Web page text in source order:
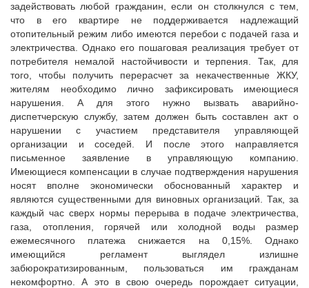
НОВОСТИ
СМИ о нас
МЕТОДИЧЕСКИЙ РАЗДЕЛ
Опыт регионов
Методические материалы
Опыт муниципалитетов
Судебная практика
Мнение специалиста
Конкурсы Совета
Семинары Совета
Издания Совета
Вопрос-ответ
ВАРМСУ
Новости ВАРМСУ
задействовать любой гражданин, если он столкнулся с тем,
что в его квартире не поддерживается надлежащий
отопительный режим либо имеются перебои с подачей газа и
электричества. Однако его пошаговая реализация требует от
потребителя немалой настойчивости и терпения. Так, для
того, чтобы получить перерасчет за некачественные ЖКУ,
жителям необходимо лично зафиксировать имеющиеся
нарушения. А для этого нужно вызвать аварийно-
диспетчерскую службу, затем должен быть составлен акт о
нарушении с участием представителя управляющей
организации и соседей. И после этого направляется
письменное заявление в управляющую компанию.
Имеющиеся компенсации в случае подтверждения нарушения
носят вполне экономически обоснованный характер и
являются существенными для виновных организаций. Так, за
каждый час сверх нормы перерыва в подаче электричества,
газа, отопления, горячей или холодной воды размер
ежемесячного платежа снижается на 0,15%. Однако
имеющийся регламент выглядел излишне
забюрократизированным, пользоваться им гражданам
некомфортно. А это в свою очередь порождает ситуации,